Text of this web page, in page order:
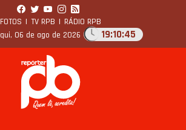
FOTOS | TV RPB | RÁDIO RPB
qui, 06 de ago de 2026 19:10:46